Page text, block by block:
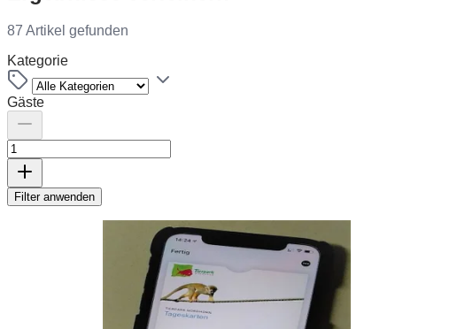
87 Artikel gefunden
Kategorie
Gäste
Filter anwenden